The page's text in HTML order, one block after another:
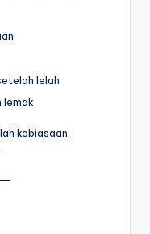
lelah
lemak
kebiasaan